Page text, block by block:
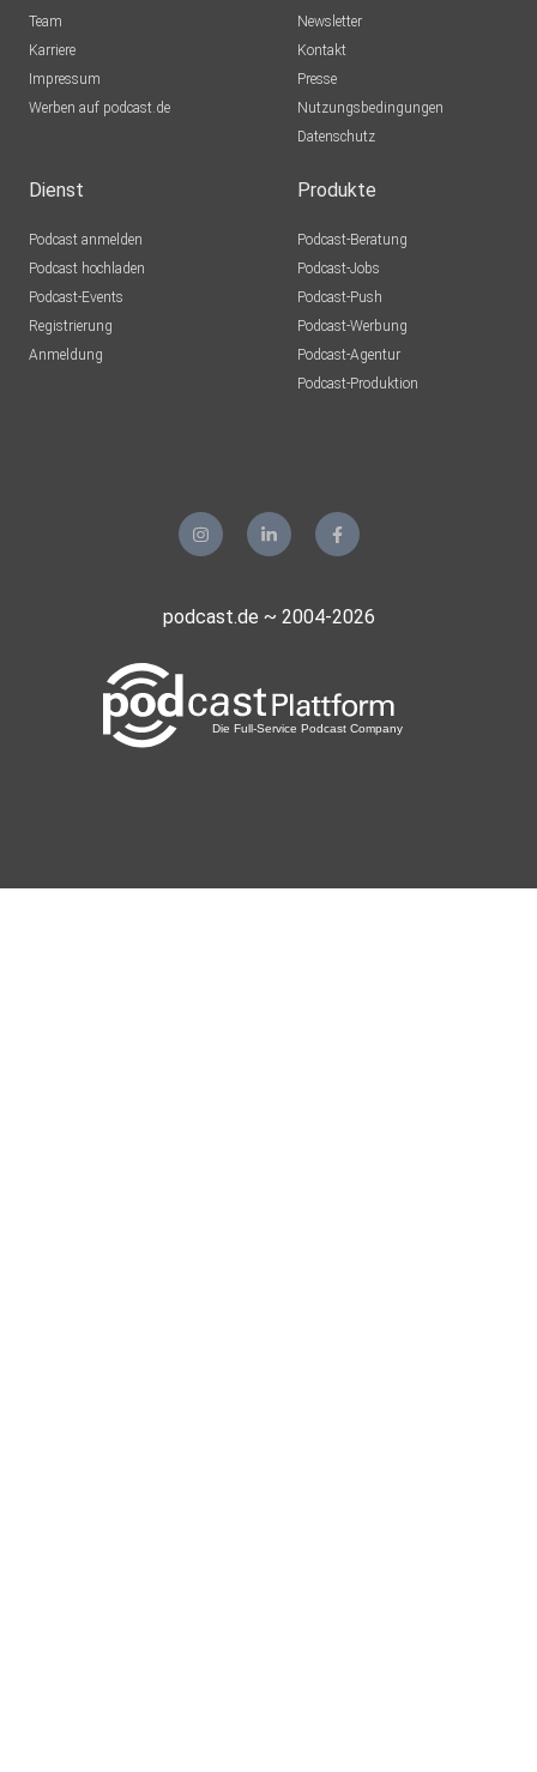
Team
Karriere
Impressum
Werben auf podcast.de
Newsletter
Kontakt
Presse
Nutzungsbedingungen
Datenschutz
Dienst
Podcast anmelden
Podcast hochladen
Podcast-Events
Registrierung
Anmeldung
Produkte
Podcast-Beratung
Podcast-Jobs
Podcast-Push
Podcast-Werbung
Podcast-Agentur
Podcast-Produktion
podcast.de ~ 2004-2026